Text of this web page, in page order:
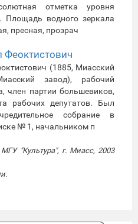
отметка уровня
Площадь водного зеркала
пресная, прозрач
Феоктистович
(1885, Миасский
завод), рабочий
член партии большевиков,
рабочих депутатов. Был
собрание в
№ 1, начальником п
"Культура", г. Миасс, 2003